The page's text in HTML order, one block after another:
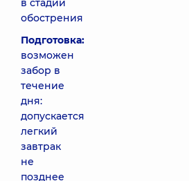
в стадии
обострения
Подготовка:
возможен
забор в
течение
дня:
допускается
легкий
завтрак
не
позднее